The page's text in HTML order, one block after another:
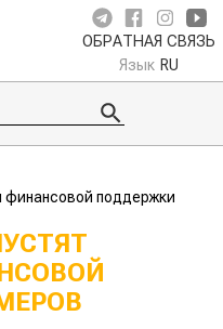
ОБРАТНАЯ СВЯЗЬ
Язык RU
поддержки